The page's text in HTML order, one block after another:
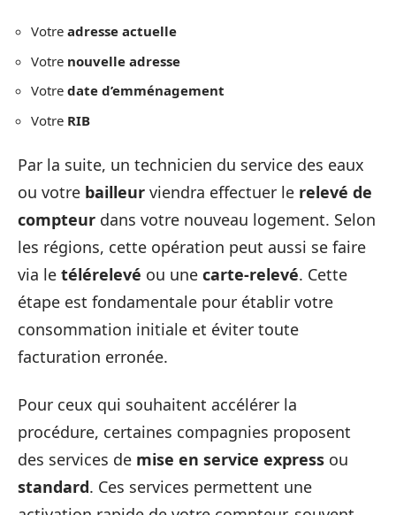
Votre adresse actuelle
Votre nouvelle adresse
Votre date d’emménagement
Votre RIB
Par la suite, un technicien du service des eaux
ou votre bailleur viendra effectuer le relevé de
compteur dans votre nouveau logement. Selon
les régions, cette opération peut aussi se faire
via le télérelevé ou une carte-relevé. Cette
étape est fondamentale pour établir votre
consommation initiale et éviter toute
facturation erronée.
Pour ceux qui souhaitent accélérer la
procédure, certaines compagnies proposent
des services de mise en service express ou
standard. Ces services permettent une